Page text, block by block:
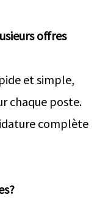
offres
et simple,
chaque poste.
complète